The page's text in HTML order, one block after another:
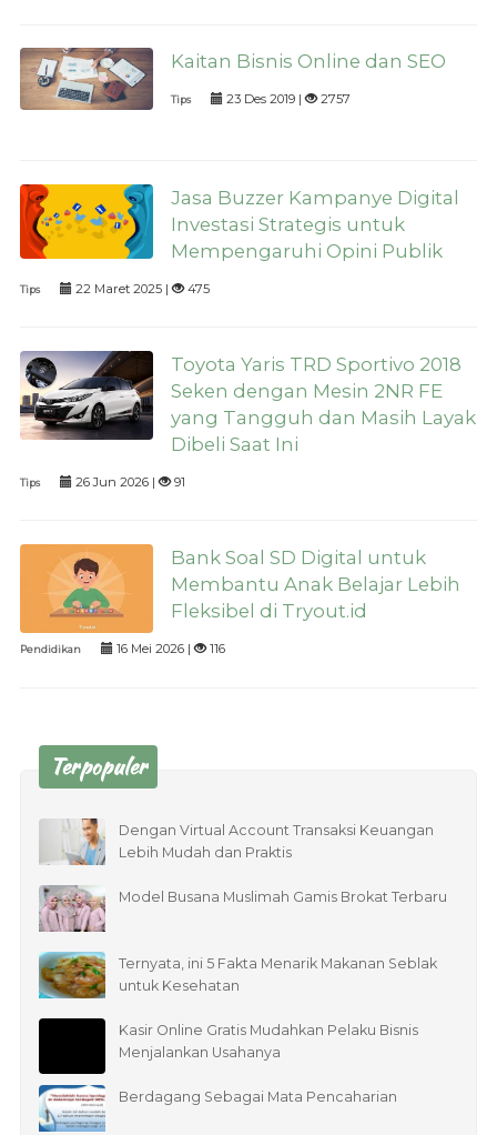
Kaitan Bisnis Online dan SEO
Tips 23 Des 2019 | 2757
Jasa Buzzer Kampanye Digital
Investasi Strategis untuk
Mempengaruhi Opini Publik
Tips 22 Maret 2025 | 475
Toyota Yaris TRD Sportivo 2018
Seken dengan Mesin 2NR FE
yang Tangguh dan Masih Layak
Dibeli Saat Ini
Tips 26 Jun 2026 | 91
Bank Soal SD Digital untuk
Membantu Anak Belajar Lebih
Fleksibel di Tryout.id
Pendidikan 16 Mei 2026 | 116
Terpopuler
Dengan Virtual Account Transaksi Keuangan
Lebih Mudah dan Praktis
Model Busana Muslimah Gamis Brokat Terbaru
Ternyata, ini 5 Fakta Menarik Makanan Seblak
untuk Kesehatan
Kasir Online Gratis Mudahkan Pelaku Bisnis
Menjalankan Usahanya
Berdagang Sebagai Mata Pencaharian